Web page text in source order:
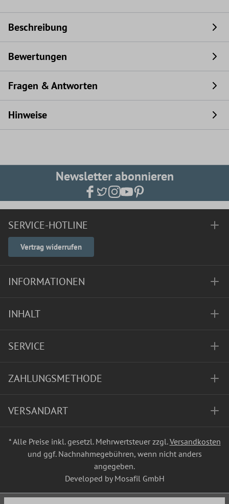
Beschreibung
Bewertungen
Fragen & Antworten
Hinweise
Newsletter abonnieren
SERVICE-HOTLINE
Vertrag widerrufen
INFORMATIONEN
INHALT
SERVICE
ZAHLUNGSMETHODE
VERSANDART
* Alle Preise inkl. gesetzl. Mehrwertsteuer zzgl.Versandkosten
und ggf. Nachnahmegebühren, wenn nicht anders
angegeben.
Developed by Mosafil GmbH